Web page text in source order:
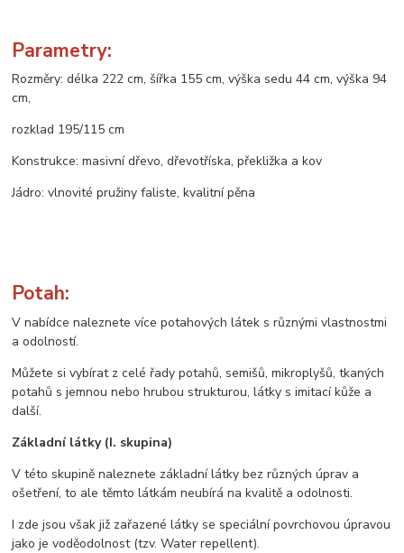
Parametry:
Rozměry: délka 222 cm, šířka 155 cm, výška sedu 44 cm, výška 94
cm,
rozklad 195/115 cm
Konstrukce: masivní dřevo, dřevotříska, překližka a kov
Jádro: vlnovité pružiny faliste, kvalitní pěna
Potah:
V nabídce naleznete více potahových látek s různými vlastnostmi
a odolností.
Můžete si vybírat z celé řady potahů, semišů, mikroplyšů, tkaných
potahů s jemnou nebo hrubou strukturou, látky s imitací kůže a
další.
Základní látky (I. skupina)
V této skupině naleznete základní látky bez různých úprav a
ošetření, to ale těmto látkám neubírá na kvalitě a odolnosti.
I zde jsou však již zařazené látky se speciální povrchovou úpravou
jako je voděodolnost (tzv. Water repellent).